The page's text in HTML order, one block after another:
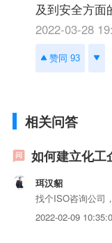
及到安全方面
2022-03-28
赞同 93
相关问答
如何建立化工
珥汉貂
找个ISO咨询公司
2022-02-09